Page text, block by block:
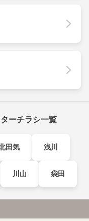
ーチラシ一覧
田気 浅川
川山 袋田